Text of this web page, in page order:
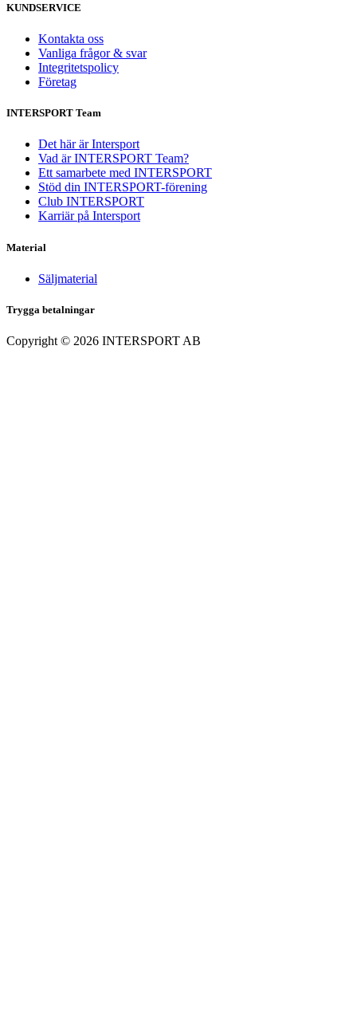
KUNDSERVICE
Kontakta oss
Vanliga frågor & svar
Integritetspolicy
Företag
INTERSPORT Team
Det här är Intersport
Vad är INTERSPORT Team?
Ett samarbete med INTERSPORT
Stöd din INTERSPORT-förening
Club INTERSPORT
Karriär på Intersport
Material
Säljmaterial
Trygga betalningar
Copyright © 2026 INTERSPORT AB